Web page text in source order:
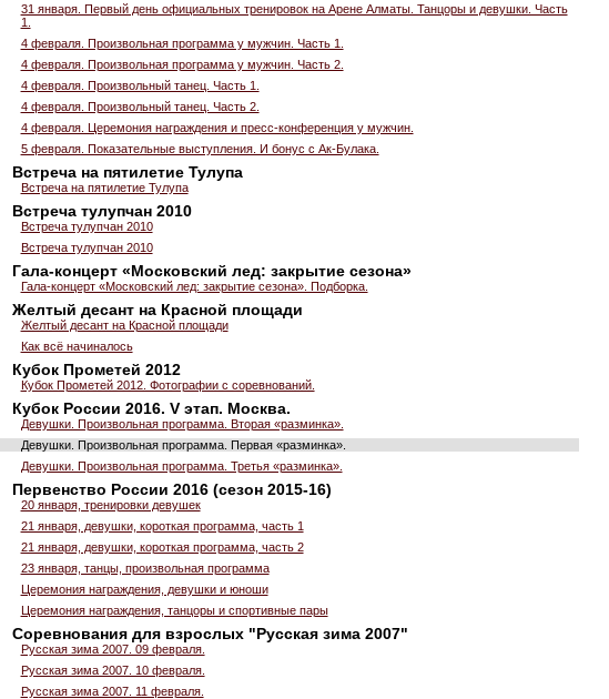
31 января. Первый день официальных тренировок на Арене Алматы. Танцоры и девушки. Часть
1.
4 февраля. Произвольная программа у мужчин. Часть 1.
4 февраля. Произвольная программа у мужчин. Часть 2.
4 февраля. Произвольный танец. Часть 1.
4 февраля. Произвольный танец. Часть 2.
4 февраля. Церемония награждения и пресс-конференция у мужчин.
5 февраля. Показательные выступления. И бонус с Ак-Булака.
Встреча на пятилетие Тулупа
Встреча на пятилетие Тулупа
Встреча тулупчан 2010
Встреча тулупчан 2010
Встреча тулупчан 2010
Гала-концерт «Московский лед: закрытие сезона»
Гала-концерт «Московский лед: закрытие сезона». Подборка.
Желтый десант на Красной площади
Желтый десант на Красной площади
Как всё начиналось
Кубок Прометей 2012
Кубок Прометей 2012. Фотографии с соревнований.
Кубок России 2016. V этап. Москва.
Девушки. Произвольная программа. Вторая «разминка».
Девушки. Произвольная программа. Первая «разминка».
Девушки. Произвольная программа. Третья «разминка».
Первенство России 2016 (сезон 2015-16)
20 января, тренировки девушек
21 января, девушки, короткая программа, часть 1
21 января, девушки, короткая программа, часть 2
23 января, танцы, произвольная программа
Церемония награждения, девушки и юноши
Церемония награждения, танцоры и спортивные пары
Соревнования для взрослых "Русская зима 2007"
Русская зима 2007. 09 февраля.
Русская зима 2007. 10 февраля.
Русская зима 2007. 11 февраля.